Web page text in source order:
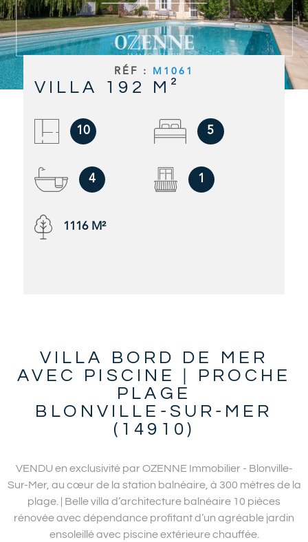
ALERTE
CONTACT
RÉF : M1061
VILLA 192 M²
10 5
4 1
1116 M²
VILLA BORD DE MER
AVEC PISCINE | PROCHE
PLAGE
BLONVILLE-SUR-MER
(14910)
VENDU en exclusivité par OZENNE Immobilier - Blonville-
Sur-Mer, au cœur de la station balnéaire, à 300 mètres de la
plage. | Belle villa d’architecture balnéaire 10 pièces
rénovée avec dépendance profitant d’un agréable jardin
ensoleillé avec piscine extérieure chauffée.